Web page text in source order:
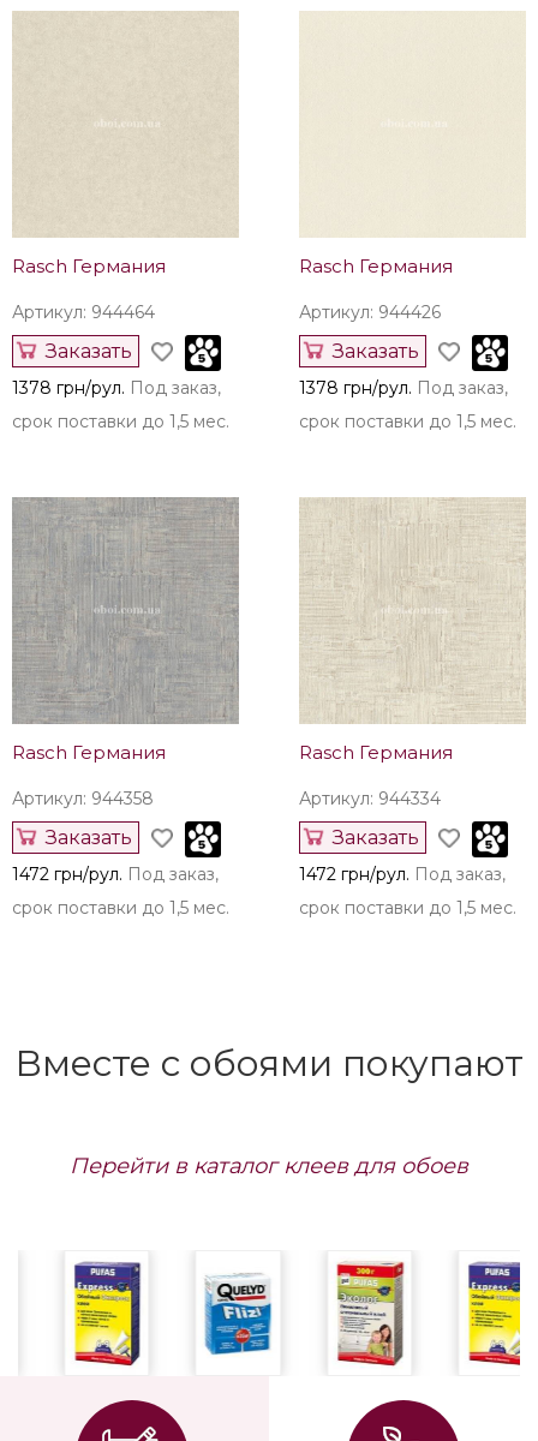
Rasch Германия
Артикул: 944464
Заказать
1378 грн/рул. Под заказ,
срок поставки до 1,5 мес.
Rasch Германия
Артикул: 944426
Заказать
1378 грн/рул. Под заказ,
срок поставки до 1,5 мес.
Rasch Германия
Артикул: 944358
Заказать
1472 грн/рул. Под заказ,
срок поставки до 1,5 мес.
Rasch Германия
Артикул: 944334
Заказать
1472 грн/рул. Под заказ,
срок поставки до 1,5 мес.
Вместе с обоями покупают
Перейти в каталог клеев для обоев